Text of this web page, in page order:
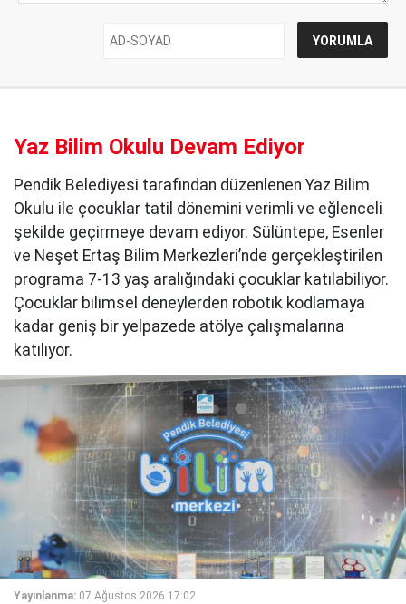
Yaz Bilim Okulu Devam Ediyor
Pendik Belediyesi tarafından düzenlenen Yaz Bilim
Okulu ile çocuklar tatil dönemini verimli ve eğlenceli
şekilde geçirmeye devam ediyor. Sülüntepe, Esenler
ve Neşet Ertaş Bilim Merkezleri’nde gerçekleştirilen
programa 7-13 yaş aralığındaki çocuklar katılabiliyor.
Çocuklar bilimsel deneylerden robotik kodlamaya
kadar geniş bir yelpazede atölye çalışmalarına
katılıyor.
Yayınlanma: 07 Ağustos 2026 17:02